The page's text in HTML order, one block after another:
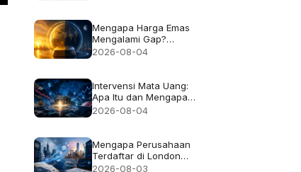
Mengapa Harga Emas
Mengalami Gap?
Penjelasan Jam Trading
2026-08-04
Intervensi Mata Uang:
Apa Itu dan Mengapa
Kadang Gagal
2026-08-04
Mengapa Perusahaan
Terdaftar di London
Pindah ke AS, dan Apa
2026-08-03